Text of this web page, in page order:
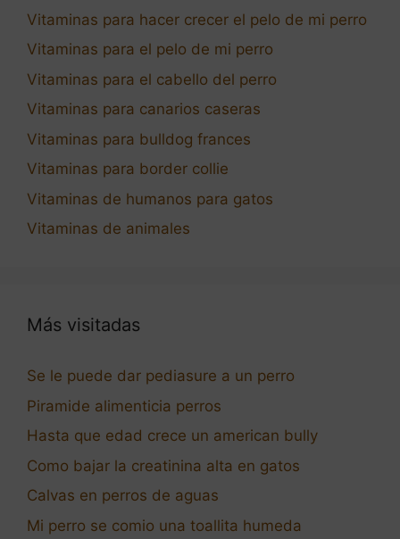
Vitaminas para hacer crecer el pelo de mi perro
Vitaminas para el pelo de mi perro
Vitaminas para el cabello del perro
Vitaminas para canarios caseras
Vitaminas para bulldog frances
Vitaminas para border collie
Vitaminas de humanos para gatos
Vitaminas de animales
Más visitadas
Se le puede dar pediasure a un perro
Piramide alimenticia perros
Hasta que edad crece un american bully
Como bajar la creatinina alta en gatos
Calvas en perros de aguas
Mi perro se comio una toallita humeda